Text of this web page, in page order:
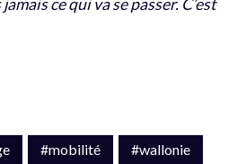
ce qui va se passer. C’est
#mobilité #wallonie